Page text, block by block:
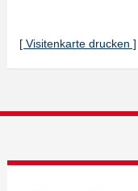
[ Visitenkarte drucken ]